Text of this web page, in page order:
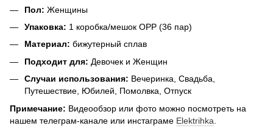
Пол: Женщины
Упаковка: 1 коробка/мешок OPP (36 пар)
Материал: бижутерный сплав
Подходит для: Девочек и Женщин
Случаи использования: Вечеринка, Свадьба,
Путешествие, Юбилей, Помолвка, Отпуск
Примечание: Видеообзор или фото можно посмотреть на
нашем телеграм-канале или инстаграме Elektrihka